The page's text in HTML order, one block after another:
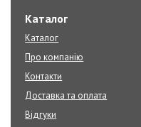
Каталог
Каталог
Про компанію
Контакти
Доставка та оплата
Відгуки